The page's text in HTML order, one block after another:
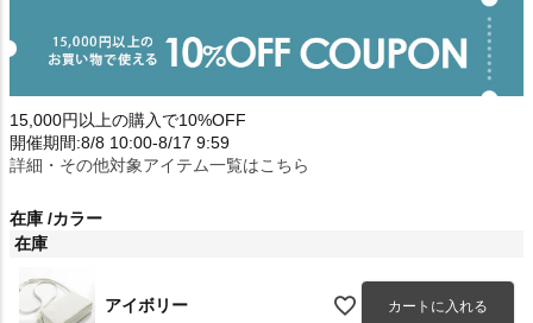
15,000円以上の購入で10%OFF
開催期間:8/8 10:00-8/17 9:59
詳細・その他対象アイテム一覧はこちら
在庫 カラー
在庫
アイボリー カートに入れる